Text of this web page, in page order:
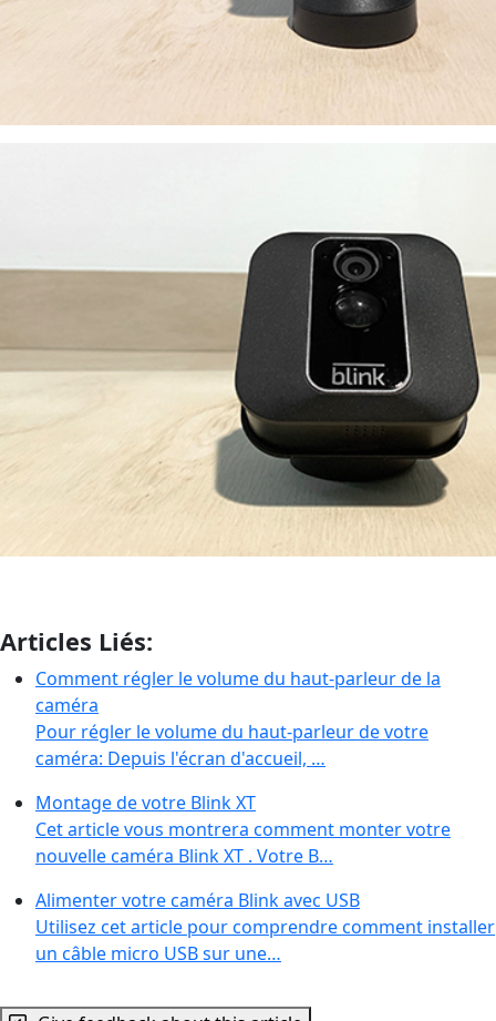
Articles Liés:
Comment régler le volume du haut-parleur de la
caméra
Pour régler le volume du haut-parleur de votre
caméra: Depuis l'écran d'accueil, …
Montage de votre Blink XT
Cet article vous montrera comment monter votre
nouvelle caméra Blink XT . Votre B…
Alimenter votre caméra Blink avec USB
Utilisez cet article pour comprendre comment installer
un câble micro USB sur une…